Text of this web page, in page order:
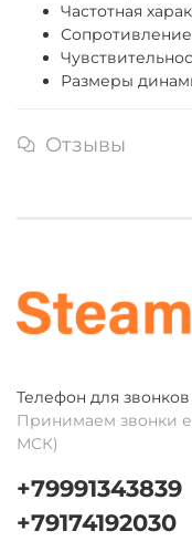
Частотная
Размеры
Отзывы
Телефон для звонков
Принимаем звонки
МСК)
+79991343839
+79174192030